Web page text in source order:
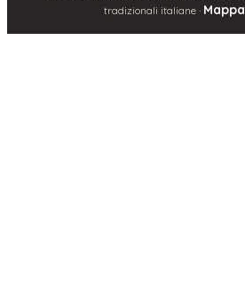
tradizionali italiane ·